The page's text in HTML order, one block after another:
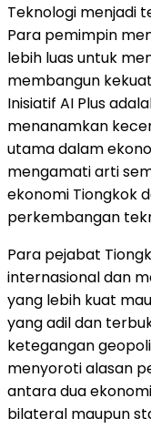
Teknologi menjadi
Para pemimpin
lebih luas untuk
membangun
Inisiatif AI Plus
menanamkan
utama dalam
mengamati arti
ekonomi Tiongkok
perkembangan
Para pejabat
internasional dan
yang lebih kuat
yang adil dan
ketegangan
menyoroti alasan
antara dua
bilateral maupun